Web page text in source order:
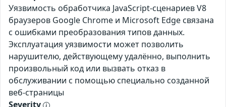
Уязвимость обработчика JavaScript-сценариев V8
браузеров Google Chrome и Microsoft Edge связана
с ошибками преобразования типов данных.
Эксплуатация уязвимости может позволить
нарушителю, действующему удалённо, выполнить
произвольный код или вызвать отказ в
обслуживании с помощью специально созданной
веб-страницы
Severity